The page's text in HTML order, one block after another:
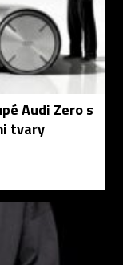
Audi Zero s
tvary